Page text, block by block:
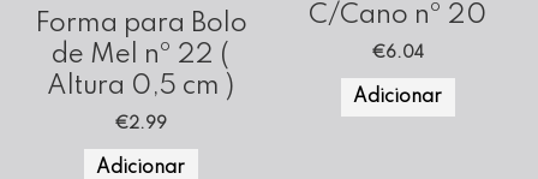
Forma para Bolo
de Mel nº 22 (
Altura 0,5 cm )
€2.99
Adicionar
C/Cano nº 20
€6.04
Adicionar